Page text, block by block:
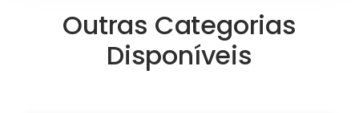
Outras Categorias
Disponíveis